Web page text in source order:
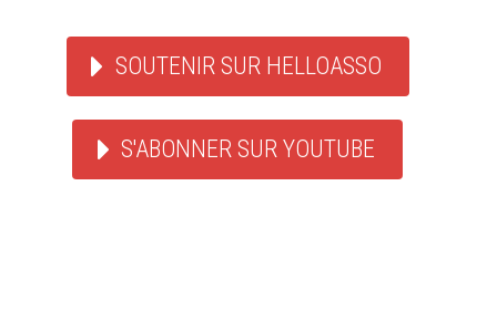
SOUTENIR SUR HELLOASSO
S'ABONNER SUR YOUTUBE